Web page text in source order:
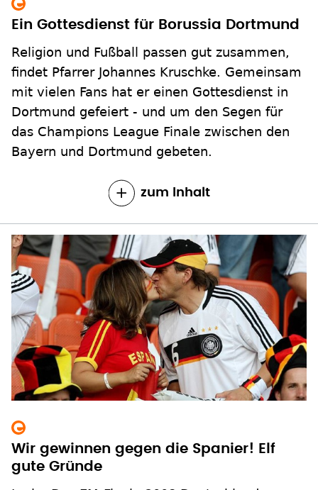
Ein Gottesdienst für Borussia Dortmund
Religion und Fußball passen gut zusammen,
findet Pfarrer Johannes Kruschke. Gemeinsam
mit vielen Fans hat er einen Gottesdienst in
Dortmund gefeiert - und um den Segen für
das Champions League Finale zwischen den
Bayern und Dortmund gebeten.
zum Inhalt
Wir gewinnen gegen die Spanier! Elf
gute Gründe